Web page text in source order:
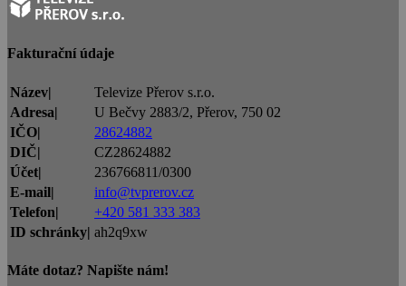
Fakturační údaje
Název|
Televize Přerov s.r.o.
Adresa|
U Bečvy 2883/2, Přerov, 750 02
IČO|
28624882
DIČ|
CZ28624882
Účet|
236766811/0300
E-mail|
info@tvprerov.cz
Telefon|
+420 581 333 383
ID schránky| ah2q9xw
Máte dotaz? Napište nám!